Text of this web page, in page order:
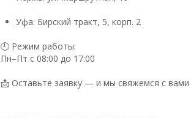
Уфа: Бирский тракт, 5, корп. 2
🕘 Режим работы:
Пн–Пт с 08:00 до 17:00
📩 Оставьте заявку — и мы свяжемся с вами